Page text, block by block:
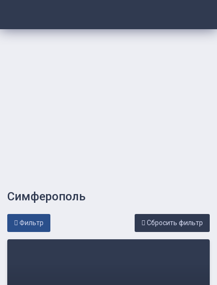
Симферополь
Фильтр Cбросить фильтр